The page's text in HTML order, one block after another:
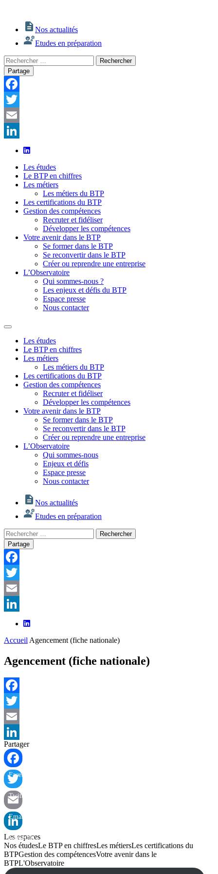
Nos actualités
Etudes en préparation
Rechercher
:
Rechercher
Partage
Facebook
Twitter
Email
LinkedIn
Les études
Le BTP en chiffres
Les métiers
Les métiers du BTP
Les certifications du BTP
Gestion des compétences
Recruter et fidéliser
Développer les compétences
Votre avenir dans le BTP
Se former dans le BTP
Se reconvertir dans le BTP
Créer ou reprendre une entreprise
L’Observatoire
Qui sommes-nous ?
Les enjeux et défis du BTP
Espace presse
Nous contacter
Les études
Le BTP en chiffres
Les métiers
Les métiers du BTP
Les certifications du BTP
Gestion des compétences
Recruter et fidéliser
Développer les compétences
Votre avenir dans le BTP
Se former dans le BTP
Se reconvertir dans le BTP
Créer ou reprendre une entreprise
L’Observatoire
Qui sommes-nous
Enjeux et défis
Espace presse
Nous contacter
Nos actualités
Etudes en préparation
Rechercher
:
Rechercher
Partage
Facebook
Twitter
Email
LinkedIn
Accueil Agencement (fiche nationale)
Agencement (fiche nationale)
Facebook
Twitter
Email
LinkedIn
Partager
Facebook
Twitter
Email
LinkedIn
Les espaces
Nos étudesLe BTP en chiffresLes métiersLes certifications du
BTPGestion des compétencesVotre avenir dans le
BTPL'Observatoire